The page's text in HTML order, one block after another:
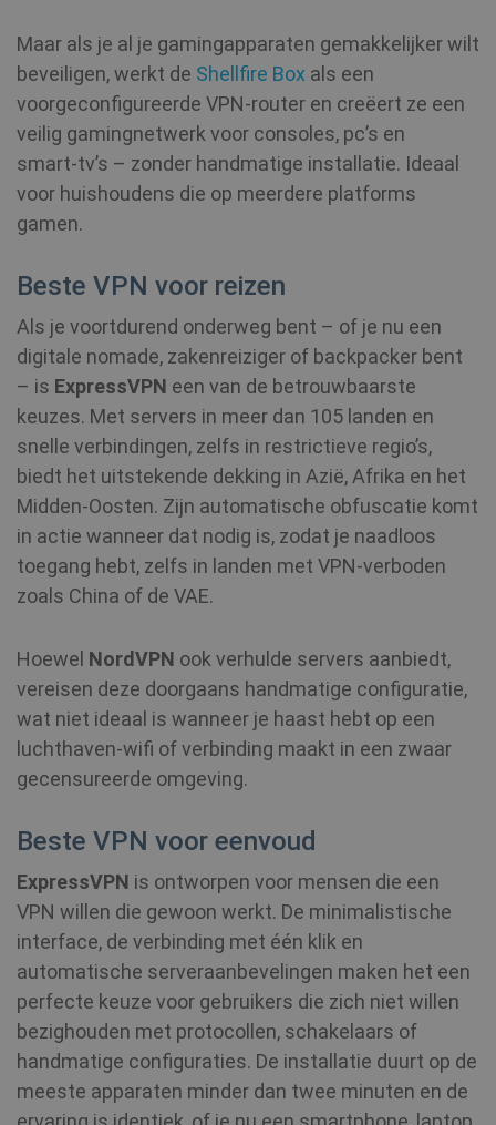
Maar als je al je gamingapparaten gemakkelijker wilt
beveiligen, werkt de Shellfire Box als een
voorgeconfigureerde VPN‑router en creëert ze een
veilig gamingnetwerk voor consoles, pc’s en
smart‑tv’s – zonder handmatige installatie. Ideaal
voor huishoudens die op meerdere platforms
gamen.
Beste VPN voor reizen
Als je voortdurend onderweg bent – of je nu een
digitale nomade, zakenreiziger of backpacker bent
– is ExpressVPN een van de betrouwbaarste
keuzes. Met servers in meer dan 105 landen en
snelle verbindingen, zelfs in restrictieve regio’s,
biedt het uitstekende dekking in Azië, Afrika en het
Midden‑Oosten. Zijn automatische obfuscatie komt
in actie wanneer dat nodig is, zodat je naadloos
toegang hebt, zelfs in landen met VPN‑verboden
zoals China of de VAE.
Hoewel NordVPN ook verhulde servers aanbiedt,
vereisen deze doorgaans handmatige configuratie,
wat niet ideaal is wanneer je haast hebt op een
luchthaven‑wifi of verbinding maakt in een zwaar
gecensureerde omgeving.
Beste VPN voor eenvoud
ExpressVPN is ontworpen voor mensen die een
VPN willen die gewoon werkt. De minimalistische
interface, de verbinding met één klik en
automatische serveraanbevelingen maken het een
perfecte keuze voor gebruikers die zich niet willen
bezighouden met protocollen, schakelaars of
handmatige configuraties. De installatie duurt op de
meeste apparaten minder dan twee minuten en de